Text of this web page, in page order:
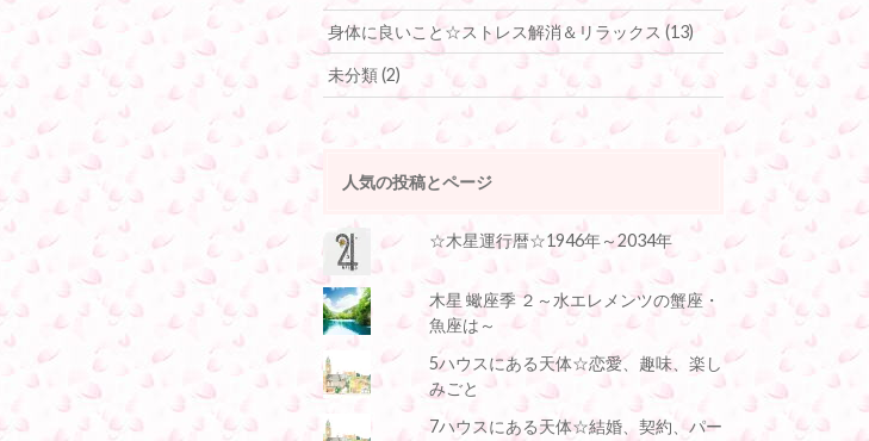
身体に良いこと☆ストレス解消＆リラックス(13)
未分類(2)
人気の投稿とページ
☆木星運行暦☆1946年～2034年
木星 蠍座季 ２～水エレメンツの蟹座・
魚座は～
5ハウスにある天体☆恋愛、趣味、楽し
みごと
7ハウスにある天体☆結婚、契約、パー